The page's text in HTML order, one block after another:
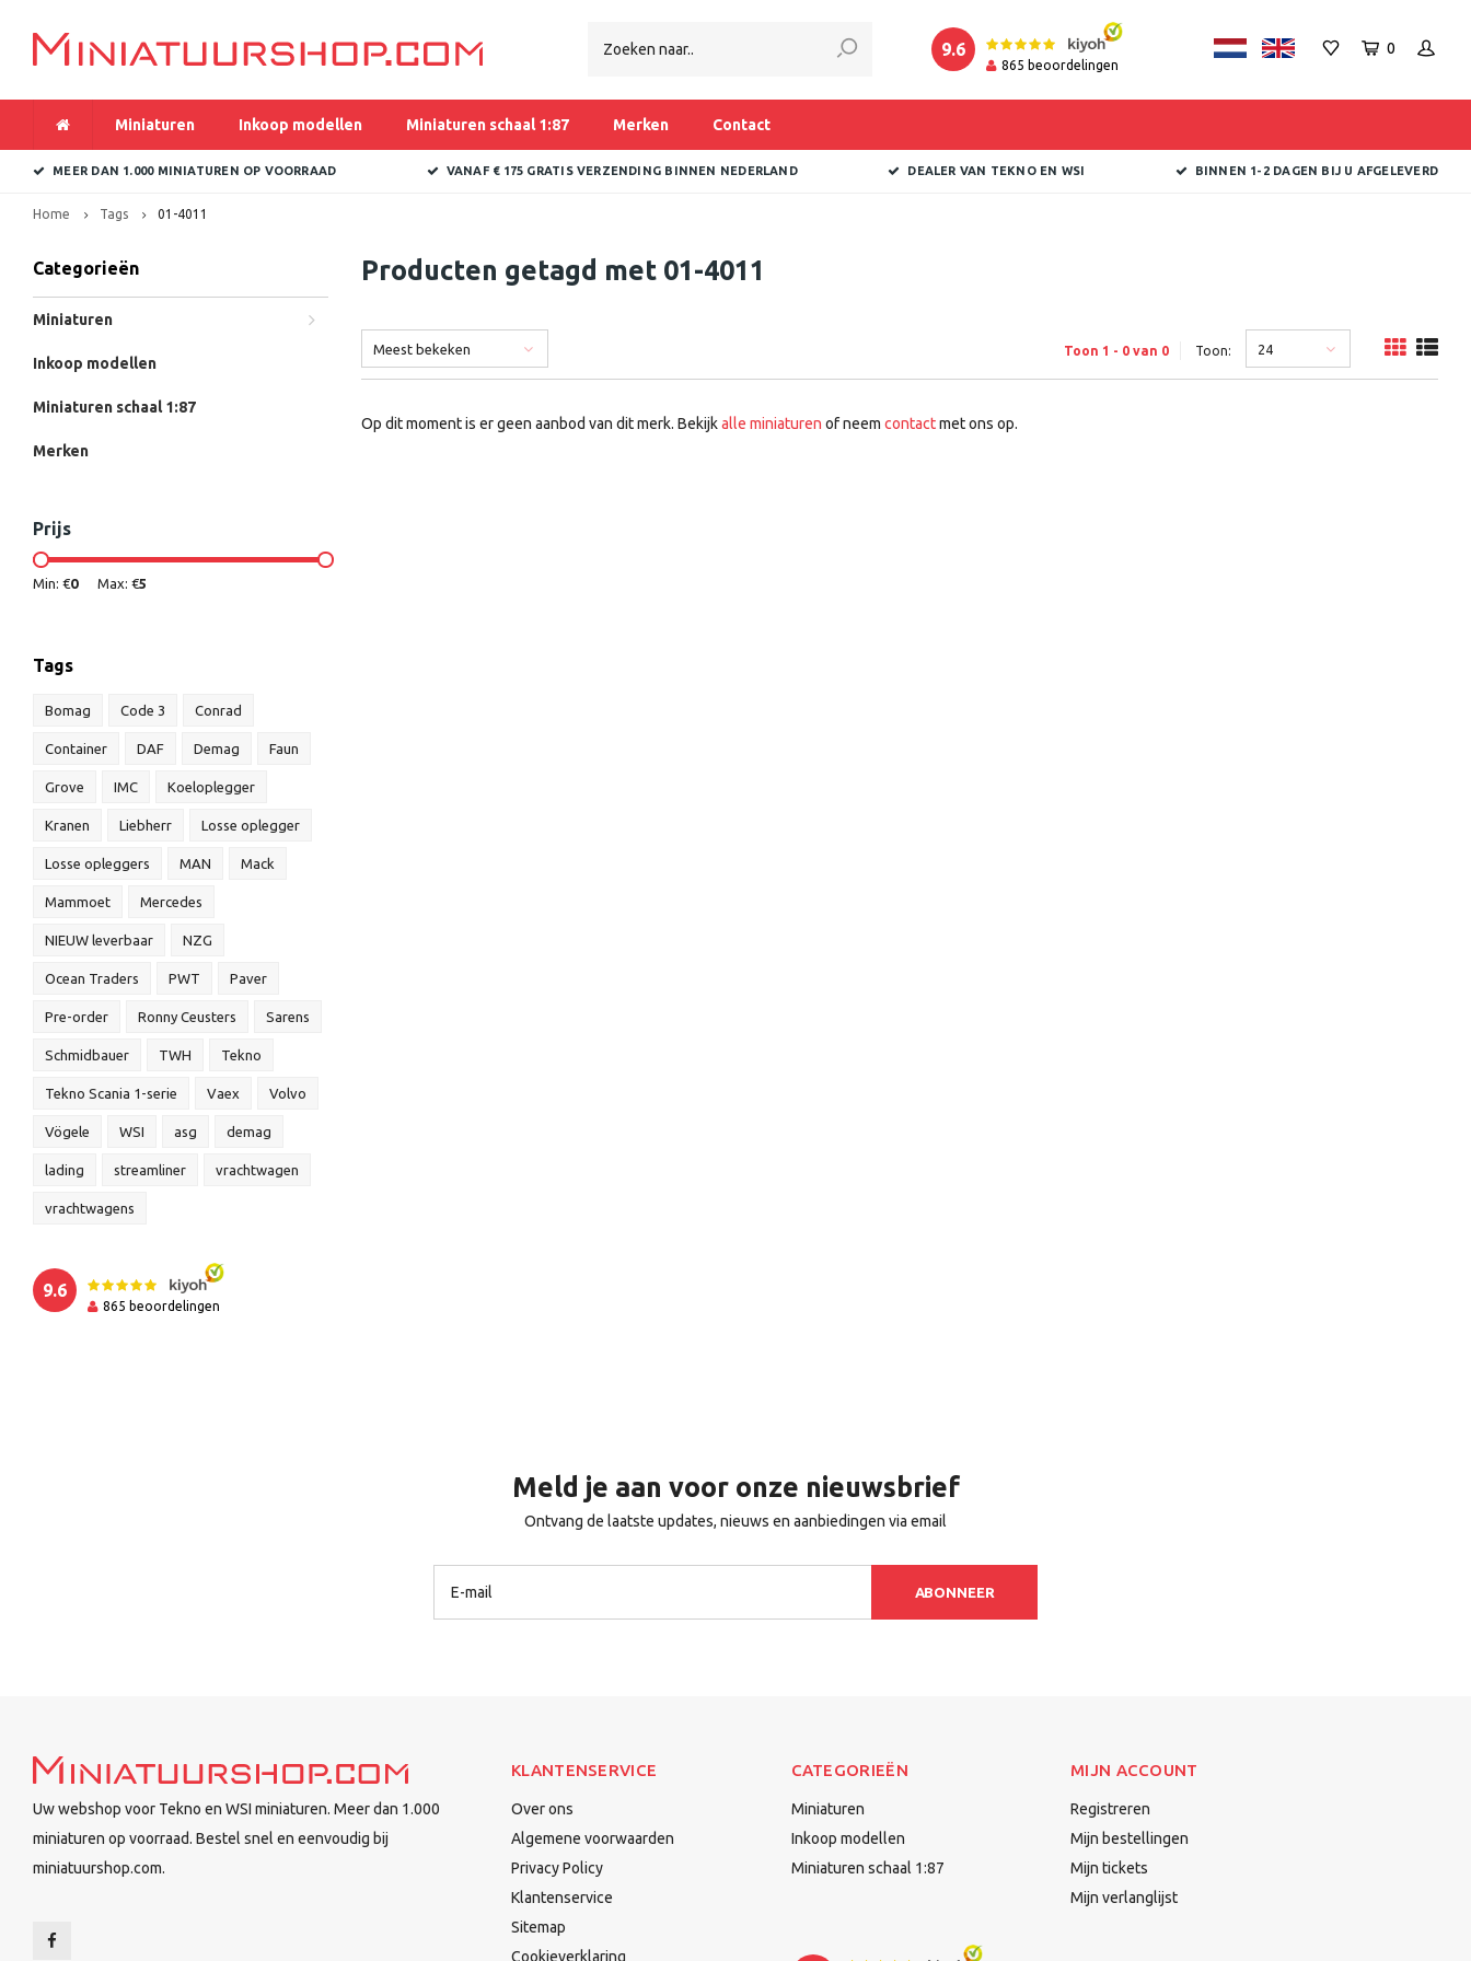
9.6
865 beoordelingen
0
Miniaturen Inkoop modellen Miniaturen schaal 1:87 Merken Contact
MEER DAN 1.000 MINIATUREN OP VOORRAAD VANAF € 175 GRATIS VERZENDING BINNEN NEDERLAND DEALER VAN TEKNO EN WSI BINNEN 1-2 DAGEN BIJ U AFGELEVERD
Home Tags 01-4011
Categorieën
Miniaturen
Inkoop modellen
Miniaturen schaal 1:87
Merken
Prijs
Min: €0 Max: €5
Tags
Bomag Code 3 Conrad
Container DAF Demag Faun
Grove IMC Koeloplegger
Kranen Liebherr Losse oplegger
Losse opleggers MAN Mack
Mammoet Mercedes
NIEUW leverbaar NZG
Ocean Traders PWT Paver
Pre-order Ronny Ceusters Sarens
Schmidbauer TWH Tekno
Tekno Scania 1-serie Vaex Volvo
Vögele WSI asg demag
lading streamliner vrachtwagen
vrachtwagens
9.6
865 beoordelingen
Producten getagd met 01-4011
Meest bekeken Toon 1 - 0 van 0 Toon: 24
Op dit moment is er geen aanbod van dit merk. Bekijkalle miniaturen of neem contactmet ons op.
Meld je aan voor onze nieuwsbrief
Ontvang de laatste updates, nieuws en aanbiedingen via email
ABONNEER
Uw webshop voor Tekno en WSI miniaturen. Meer dan 1.000
miniaturen op voorraad. Bestel snel en eenvoudig bij
miniatuurshop.com.
KLANTENSERVICE
Over ons
Algemene voorwaarden
Privacy Policy
Klantenservice
Sitemap
Cookieverklaring
CATEGORIEËN
Miniaturen
Inkoop modellen
Miniaturen schaal 1:87
MIJN ACCOUNT
Registreren
Mijn bestellingen
Mijn tickets
Mijn verlanglijst